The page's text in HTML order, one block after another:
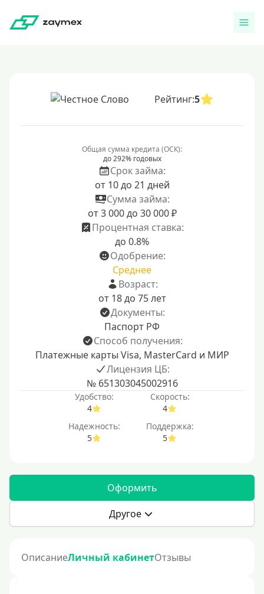
Рейтинг:5
Общая сумма кредита (ОСК):
до 292% годовых
Срок займа:
от 10 до 21 дней
Сумма займа:
от 3 000 до 30 000 ₽
Процентная ставка:
до 0.8%
Одобрение:
Среднее
Возраст:
от 18 до 75 лет
Документы:
Паспорт РФ
Способ получения:
Платежные карты Visa, MasterCard и МИР
Лицензия ЦБ:
№ 651303045002916
Удобство:
4
Скорость:
4
Надежность:
5
Поддержка:
5
Оформить
Другое
ОписаниеЛичный кабинетОтзывы